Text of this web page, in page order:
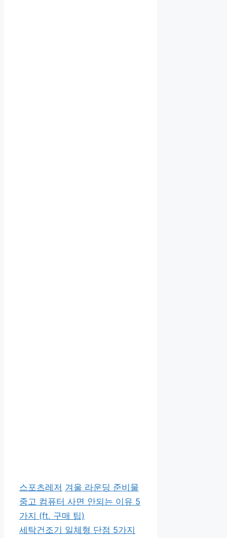
카
테
고
리
스포츠레저 태
그
겨울 라운딩 준비물
중고 컴퓨터 사면 안되는 이유 5
가지 (ft. 구매 팁)
세탁건조기 일체형 단점 5가지